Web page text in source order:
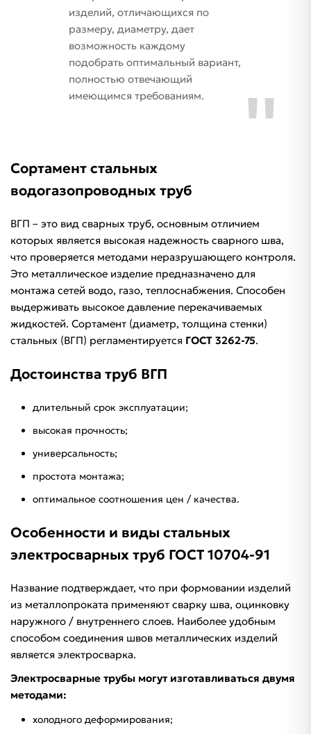
изделий, отличающихся по
размеру, диаметру, дает
возможность каждому
подобрать оптимальный вариант,
полностью отвечающий
имеющимся требованиям.
Сортамент стальных
водогазопроводных труб
ВГП – это вид сварных труб, основным отличием
которых является высокая надежность сварного шва,
что проверяется методами неразрушающего контроля.
Это металлическое изделие предназначено для
монтажа сетей водо, газо, теплоснабжения. Способен
выдерживать высокое давление перекачиваемых
жидкостей. Сортамент (диаметр, толщина стенки)
стальных (ВГП) регламентируется ГОСТ 3262-75.
Достоинства труб ВГП
длительный срок эксплуатации;
высокая прочность;
универсальность;
простота монтажа;
оптимальное соотношения цен / качества.
Особенности и виды стальных
электросварных труб ГОСТ 10704-91
Название подтверждает, что при формовании изделий
из металлопроката применяют сварку шва, оцинковку
наружного / внутреннего слоев. Наиболее удобным
способом соединения швов металлических изделий
является электросварка.
Электросварные трубы могут изготавливаться двумя
методами:
холодного деформирования;